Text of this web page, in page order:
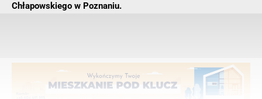
Chłapowskiego w Poznaniu.